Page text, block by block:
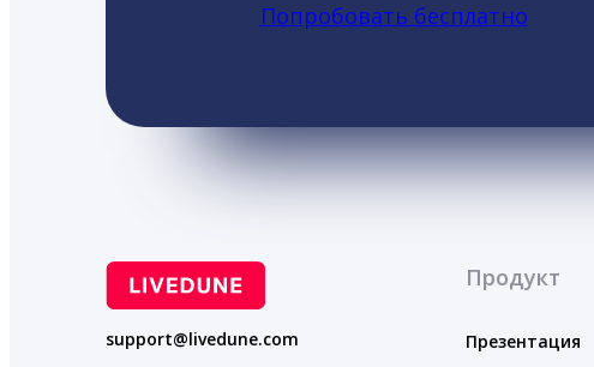
Попробовать бесплатно
support@livedune.com
Продукт
Презентация